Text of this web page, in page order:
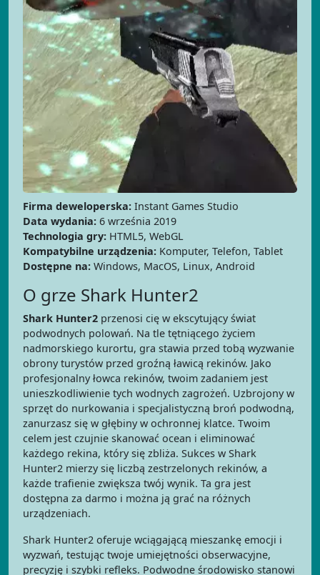
Firma deweloperska: Instant Games Studio
Data wydania: 6 września 2019
Technologia gry: HTML5, WebGL
Kompatybilne urządzenia: Komputer, Telefon, Tablet
Dostępne na: Windows, MacOS, Linux, Android
O grze Shark Hunter2
Shark Hunter2 przenosi cię w ekscytujący świat
podwodnych polowań. Na tle tętniącego życiem
nadmorskiego kurortu, gra stawia przed tobą wyzwanie
obrony turystów przed groźną ławicą rekinów. Jako
profesjonalny łowca rekinów, twoim zadaniem jest
unieszkodliwienie tych wodnych zagrożeń. Uzbrojony w
sprzęt do nurkowania i specjalistyczną broń podwodną,
zanurzasz się w głębiny w ochronnej klatce. Twoim
celem jest czujnie skanować ocean i eliminować
każdego rekina, który się zbliża. Sukces w Shark
Hunter2 mierzy się liczbą zestrzelonych rekinów, a
każde trafienie zwiększa twój wynik. Ta gra jest
dostępna za darmo i można ją grać na różnych
urządzeniach.
Shark Hunter2 oferuje wciągającą mieszankę emocji i
wyzwań, testując twoje umiejętności obserwacyjne,
precyzję i szybki refleks. Podwodne środowisko stanowi